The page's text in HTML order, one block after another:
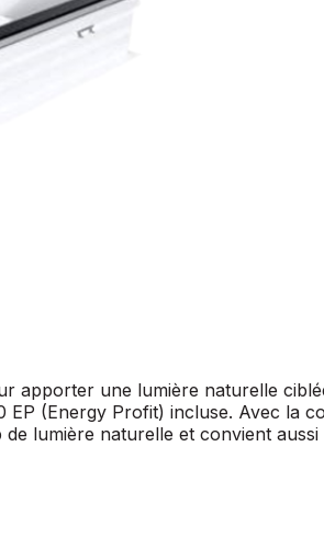
une lumière naturelle
(Energy Profit) incluse. Avec
lumière naturelle et convient